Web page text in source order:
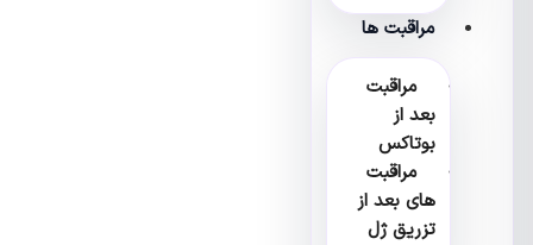
مراقبت ها
مراقبت
بعد از
بوتاکس
مراقبت
های بعد از
تزریق ژل